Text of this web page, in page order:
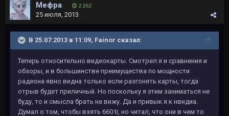
Мефра 2 262
25 июля, 2013
В 25.07.2013 в 11:09, Fainor сказал:
Теперь относительно видеокарты. Смотрел я и сравнения и
обзоры, и в большинстве преимущества по мощности
радеона явно видна только если разгонять карты, тогда
отрыв будет приличный. Но поскольку я этим заниматься не
буду, то и смысла брать не вижу. Да и привык я к нвидиа.
Думал о том, чтобы взять 660 ti, но читал, что они в чем то